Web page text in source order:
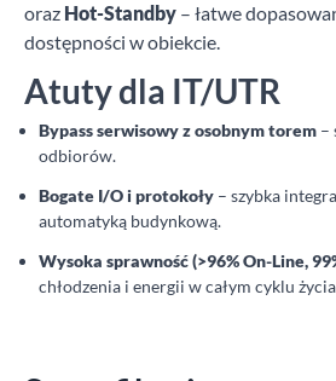
oraz Hot-Standby – łatwe
dostępności w obiekcie.
Atuty dla IT/UTR
Bypass serwisowy z osobnym torem –
odbiorów.
Bogate I/O i protokoły – szybka
automatyką budynkową.
Wysoka sprawność (>96% On-Line,
chłodzenia i energii w całym cyklu